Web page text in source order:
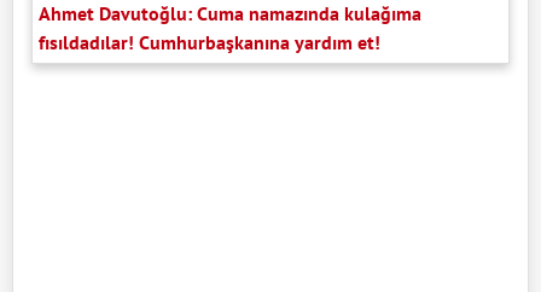
Ahmet Davutoğlu: Cuma namazında kulağıma
fısıldadılar! Cumhurbaşkanına yardım et!